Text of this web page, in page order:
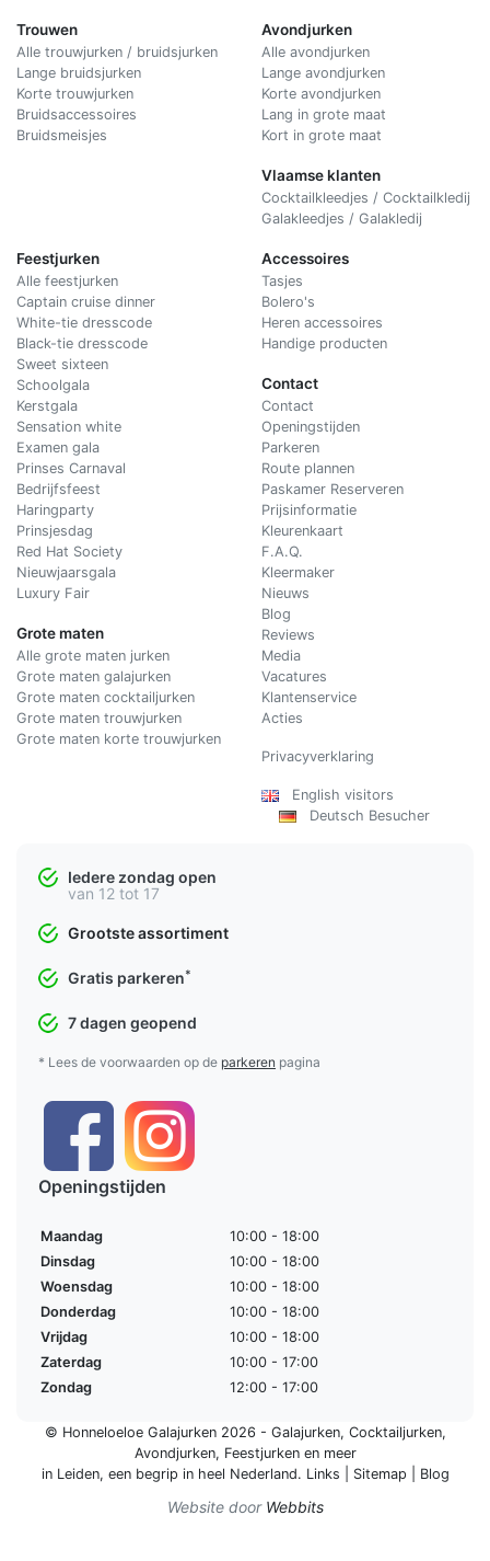
Trouwen
Alle trouwjurken / bruidsjurken
Lange bruidsjurken
Korte trouwjurken
Bruidsaccessoires
Bruidsmeisjes
Avondjurken
Alle avondjurken
Lange avondjurken
Korte avondjurken
Lang in grote maat
Kort in grote maat
Vlaamse klanten
Cocktailkleedjes / Cocktailkledij
Galakleedjes / Galakledij
Feestjurken
Alle feestjurken
Captain cruise dinner
White-tie dresscode
Black-tie dresscode
Sweet sixteen
Schoolgala
Kerstgala
Sensation white
Examen gala
Prinses Carnaval
Bedrijfsfeest
Haringparty
Prinsjesdag
Red Hat Society
Nieuwjaarsgala
Luxury Fair
Grote maten
Alle grote maten jurken
Grote maten galajurken
Grote maten cocktailjurken
Grote maten trouwjurken
Grote maten korte trouwjurken
Accessoires
Tasjes
Bolero's
Heren accessoires
Handige producten
Contact
Contact
Openingstijden
Parkeren
Route plannen
Paskamer Reserveren
Prijsinformatie
Kleurenkaart
F.A.Q.
Kleermaker
Nieuws
Blog
Reviews
Media
Vacatures
Klantenservice
Acties
Privacyverklaring
English visitors
Deutsch Besucher
Iedere zondag open
van 12 tot 17
Grootste assortiment
Gratis parkeren*
7 dagen geopend
* Lees de voorwaarden op de parkeren pagina
Openingstijden
Maandag
10:00 - 18:00
Dinsdag
10:00 - 18:00
Woensdag
10:00 - 18:00
Donderdag
10:00 - 18:00
Vrijdag
10:00 - 18:00
Zaterdag
10:00 - 17:00
Zondag
12:00 - 17:00
© Honneloeloe Galajurken 2026 - Galajurken, Cocktailjurken,
Avondjurken, Feestjurkenen meer
in Leiden, een begrip in heel Nederland. Links Sitemap Blog
Website door Webbits